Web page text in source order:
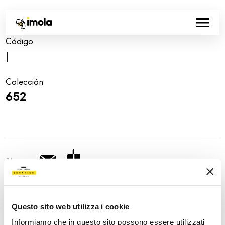
Questo sito web utilizza i cookie
Informiamo che in questo sito possono essere utilizzati
Código
Colección
652
Share: